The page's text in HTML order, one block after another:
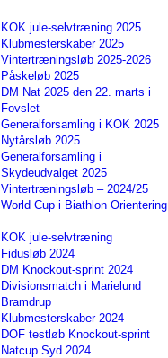
KOK jule-selvtræning 2025
Klubmesterskaber 2025
Vintertræningsløb 2025-2026
Påskeløb 2025
DM Nat 2025 den 22. marts i
Fovslet
Generalforsamling i KOK 2025
Nytårsløb 2025
Generalforsamling i
Skydeudvalget 2025
Vintertræningsløb – 2024/25
World Cup i Biathlon Orientering
KOK jule-selvtræning
Fidusløb 2024
DM Knockout-sprint 2024
Divisionsmatch i Marielund
Bramdrup
Klubmesterskaber 2024
DOF testløb Knockout-sprint
Natcup Syd 2024